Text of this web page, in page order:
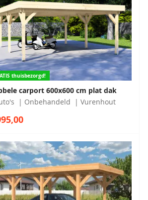
thuisbezorgd!
carport 600x600 cm plat dak
Onbehandeld Vurenhout